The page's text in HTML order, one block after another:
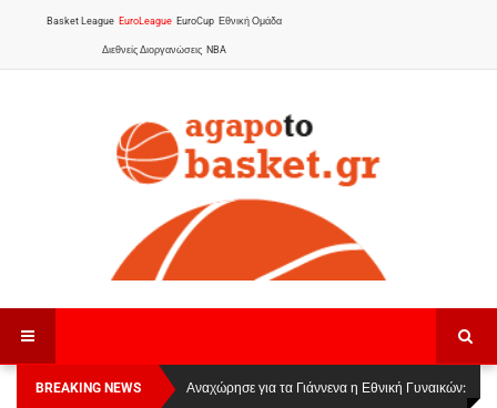
Basket League EuroLeague EuroCup Εθνική Ομάδα
Διεθνείς Διοργανώσεις NBA
BREAKING NEWS
Οι Πάνθηρες Καβάλας στην Women Basketball
Αναχώρησε για τα Γιάννενα η Εθνική Γυναικών: